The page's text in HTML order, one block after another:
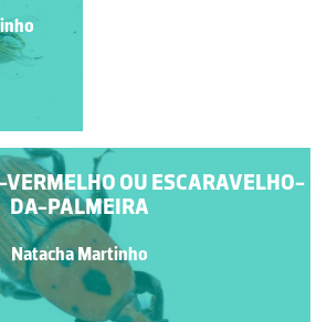
OU ESCARAVELHO-
DA-PALMEIRA
Natacha Martinho